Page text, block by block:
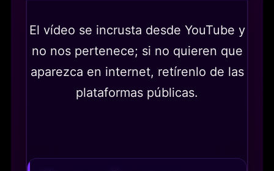
El vídeo se incrusta desde YouTube y
no nos pertenece; si no quieren que
aparezca en internet, retírenlo de las
plataformas públicas.